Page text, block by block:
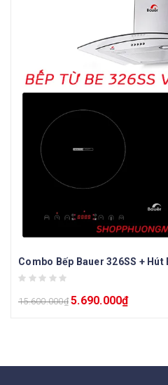
Combo Bếp Bauer 326SS + Hút
15.600.000₫ 5.690.000₫